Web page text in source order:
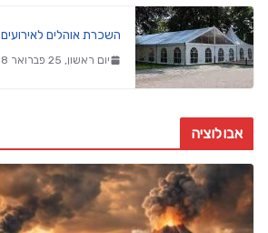
השכרת אוהלים לאירועים
יום ראשון, 25 פברואר 2018, 15:51
אבולוציה